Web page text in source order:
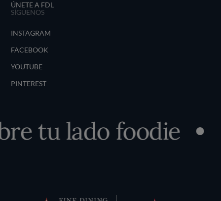
ÚNETE A FDL
SÍGUENOS
INSTAGRAM
FACEBOOK
YOUTUBE
PINTEREST
tu lado foodie